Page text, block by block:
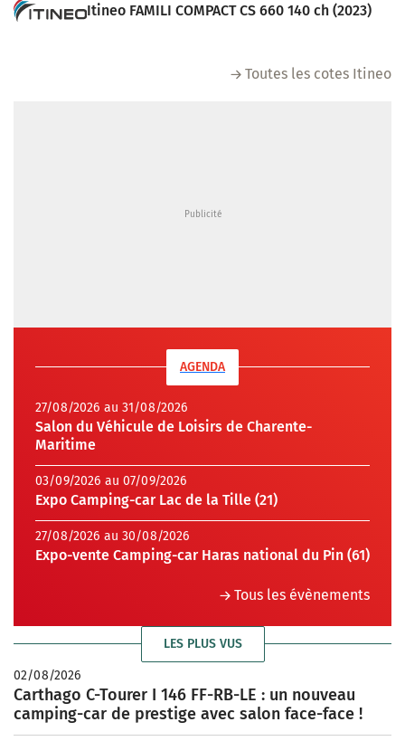
Itineo FAMILI COMPACT CS 660 140 ch (2023)
Toutes les cotes Itineo
AGENDA
27/08/2026 au 31/08/2026
Salon du Véhicule de Loisirs de Charente-
Maritime
03/09/2026 au 07/09/2026
Expo Camping-car Lac de la Tille (21)
27/08/2026 au 30/08/2026
Expo-vente Camping-car Haras national du Pin (61)
Tous les évènements
LES PLUS VUS
02/08/2026
Carthago C-Tourer I 146 FF-RB-LE : un nouveau
camping-car de prestige avec salon face-face !